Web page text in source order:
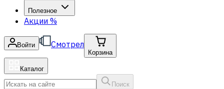
Полезное
Акции %
Войти Смотрел
Корзина
Каталог
Поиск